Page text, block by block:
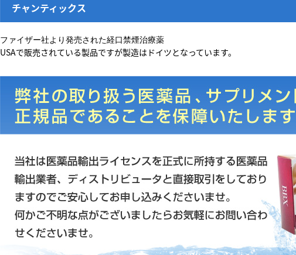
チャンティックス
ファイザー社より発売された経口禁煙治療薬
USAで販売されている製品ですが製造はドイツとなっています。